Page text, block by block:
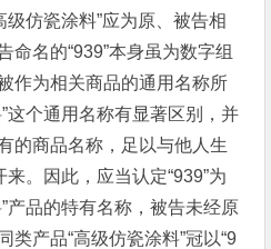
级仿瓷涂料”应为原、被告相
命名的“939”本身虽为数字组
作为相关商品的通用名称所
这个通用名称有显著区别，并
的商品名称，足以与他人生
来。因此，应当认定“939”为
产品的特有名称，被告未经原
类产品“高级仿瓷涂料”冠以“9